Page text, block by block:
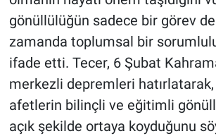
gönüllülüğün sadece bir görev
zamanda toplumsal bir
ifade etti. Tecer, 6 Şubat
merkezli depremleri
afetlerin bilinçli ve eğitimli
açık şekilde ortaya koyduğunu